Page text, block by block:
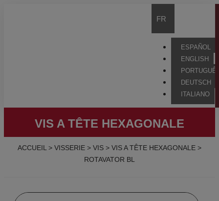
FR
ESPAÑOL
ENGLISH
DEUTSCH
ITALIANO
VIS A TÊTE HEXAGONALE
ACCUEIL > VISSERIE > VIS > VIS A TÊTE HEXAGONALE >
ROTAVATOR BL